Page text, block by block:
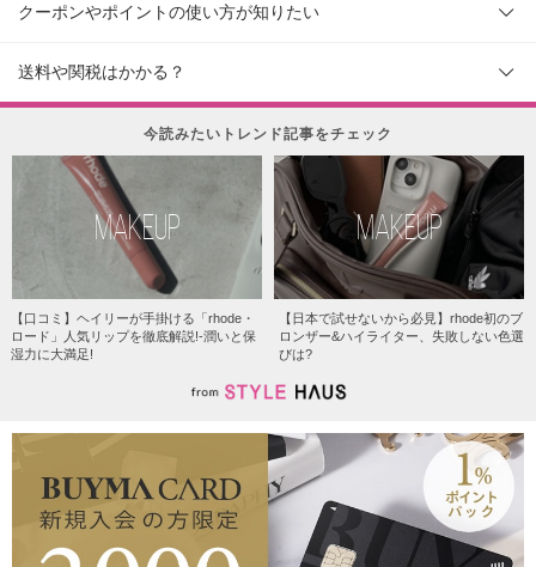
クーポンやポイントの使い方が知りたい
送料や関税はかかる？
今読みたいトレンド記事をチェック
MAKEUP
【口コミ】ヘイリーが手掛ける「rhode・
ロード」人気リップを徹底解説!-潤いと保
湿力に大満足!
MAKEUP
【日本で試せないから必見】rhode初のブ
ロンザー&ハイライター、失敗しない色選
びは?